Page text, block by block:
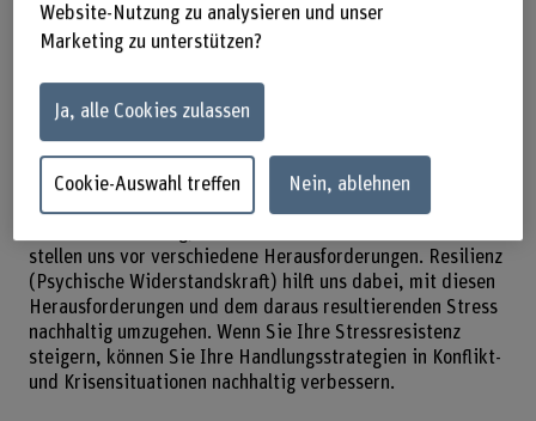
mit Ressourcen umzugehen.
18.11.2025, 18.00–20.00 Uhr –
Berner Fachhochschule,
Schwarztorstrasse 48, Bern
stellen uns vor verschiedene Herausforderungen. Resilienz
(Psychische Widerstandskraft) hilft uns dabei, mit diesen
Herausforderungen und dem daraus resultierenden Stress
nachhaltig umzugehen. Wenn Sie Ihre Stressresistenz
steigern, können Sie Ihre Handlungsstrategien in Konflikt-
und Krisensituationen nachhaltig verbessern.
Website-Nutzung zu analysieren und unser
Marketing zu unterstützen?
Ja, alle Cookies zulassen
Cookie-Auswahl treffen Nein, ablehnen